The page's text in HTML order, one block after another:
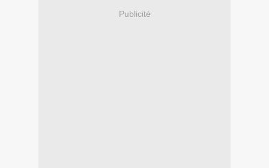
Publicité